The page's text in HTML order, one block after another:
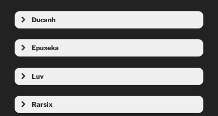
Ducanh
Epuxeka
Luv
Rarsix